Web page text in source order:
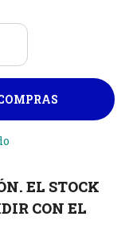
EL STOCK
CON EL